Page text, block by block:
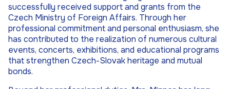
successfully received support and grants from the
Czech Ministry of Foreign Affairs. Through her
professional commitment and personal enthusiasm, she
has contributed to the realization of numerous cultural
events, concerts, exhibitions, and educational programs
that strengthen Czech-Slovak heritage and mutual
bonds.